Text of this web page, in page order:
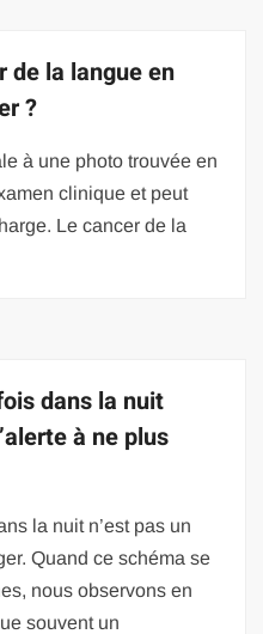
de la langue en
?
à une photo trouvée en
clinique et peut
Le cancer de la
dans la nuit
à ne plus
la nuit n’est pas un
Quand ce schéma se
nous observons en
souvent un